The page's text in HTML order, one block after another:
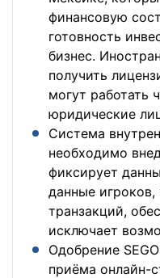
финансовую
готовность
бизнес.
получить
могут работать
юридические
Система
необходимо
фиксирует
данные
транзакций,
исключает
Одобрение
приёма онлайн-